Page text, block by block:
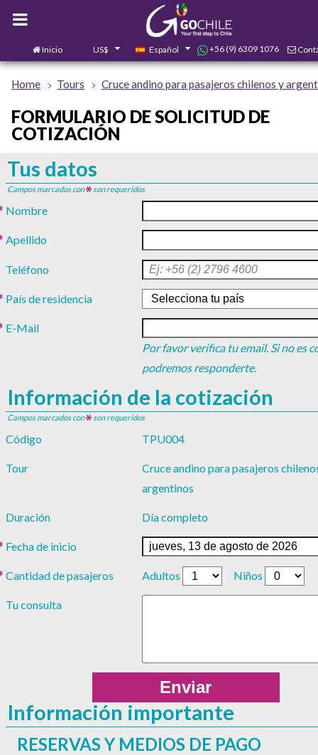
Inicio US$ Español +56 (9) 6309 1076
0
Home Tours Cruce andino para pasajeros chilenos y
FORMULARIO DE SOLICITUD DE
COTIZACIÓN
Tus datos
Campos marcados con son requeridos
Nombre
Apellido
Teléfono
País de residencia
E-Mail
Por favor verifica tu email. Si no es
podremos responderte.
Información de la cotización
Campos marcados con son requeridos
Código TPU004
Tour
Cruce andino para pasajeros
argentinos
Duración Día completo
Fecha de inicio
Cantidad de pasajeros Adultos Niños
Tu consulta
Información importante
RESERVAS Y MEDIOS DE PAGO